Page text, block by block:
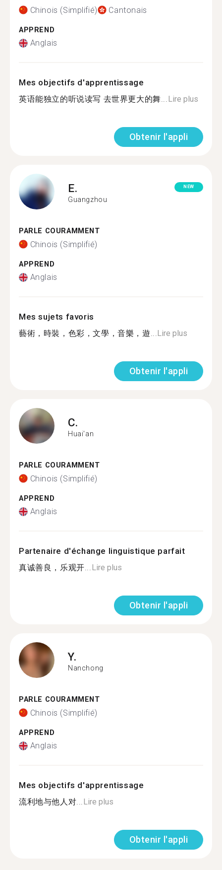
Chinois (Simplifié) Cantonais
APPREND
Anglais
Mes objectifs d'apprentissage
英语能独立的听说读写 去世界更大的舞...Lire plus
Obtenir l'appli
E.
Guangzhou
NEW
PARLE COURAMMENT
Chinois (Simplifié)
APPREND
Anglais
Mes sujets favoris
藝術，時裝，色彩，文學，音樂，遊...Lire plus
Obtenir l'appli
C.
Huai'an
PARLE COURAMMENT
Chinois (Simplifié)
APPREND
Anglais
Partenaire d'échange linguistique parfait
真诚善良，乐观开...Lire plus
Obtenir l'appli
Y.
Nanchong
PARLE COURAMMENT
Chinois (Simplifié)
APPREND
Anglais
Mes objectifs d'apprentissage
流利地与他人对...Lire plus
Obtenir l'appli